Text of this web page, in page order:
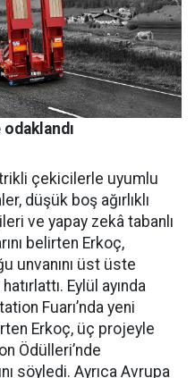
çekicilerle uyumlu
düşük boş ağırlıklı
ve yapay zekâ tabanlı
belirten Erkoç,
unvanını üst üste
Eylül ayında
Fuarı’nda yeni
Erkoç, üç projeyle
Ödülleri’nde
söyledi. Ayrıca Avrupa